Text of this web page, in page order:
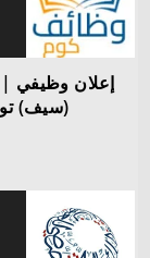
إعلان وظيفي |
(سيف)